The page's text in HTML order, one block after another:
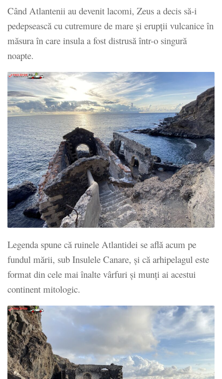
Când Atlantenii au devenit lacomi, Zeus a decis să-i
pedepsească cu cutremure de mare și erupții vulcanice în
măsura în care insula a fost distrusă într-o singură
noapte.
Legenda spune că ruinele Atlantidei se află acum pe
fundul mării, sub Insulele Canare, și că arhipelagul este
format din cele mai înalte vârfuri și munți ai acestui
continent mitologic.